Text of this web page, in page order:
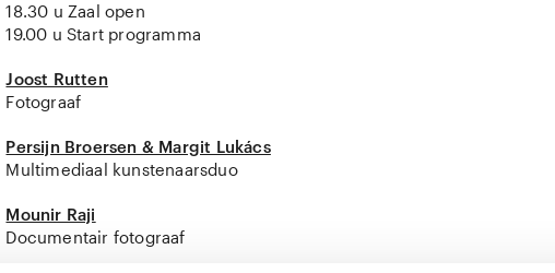
18.30 u Zaal open
19.00 u Start programma
Joost Rutten
Fotograaf
Persijn Broersen & Margit Lukács
Multimediaal kunstenaarsduo
Mounir Raji
Documentair fotograaf